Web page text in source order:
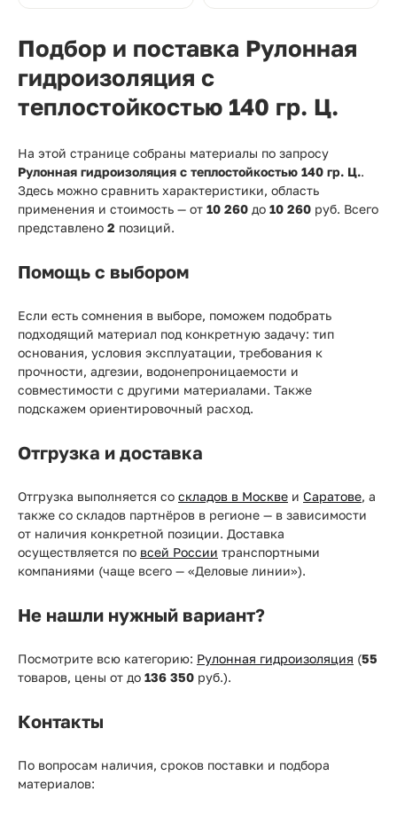
Подбор и поставка Рулонная
гидроизоляция с
теплостойкостью 140 гр. Ц.
На этой странице собраны материалы по запросу
Рулонная гидроизоляция с теплостойкостью 140 гр. Ц..
Здесь можно сравнить характеристики, область
применения и стоимость — от 10 260 до 10 260 руб. Всего
представлено 2 позиций.
Помощь с выбором
Если есть сомнения в выборе, поможем подобрать
подходящий материал под конкретную задачу: тип
основания, условия эксплуатации, требования к
прочности, адгезии, водонепроницаемости и
совместимости с другими материалами. Также
подскажем ориентировочный расход.
Отгрузка и доставка
Отгрузка выполняется со складов в Москве и Саратове, а
также со складов партнёров в регионе — в зависимости
от наличия конкретной позиции. Доставка
осуществляется по всей России транспортными
компаниями (чаще всего — «Деловые линии»).
Не нашли нужный вариант?
Посмотрите всю категорию: Рулонная гидроизоляция (55
товаров, цены от до 136 350 руб.).
Контакты
По вопросам наличия, сроков поставки и подбора
материалов: